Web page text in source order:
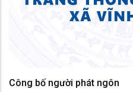
Công bố người phát ngôn